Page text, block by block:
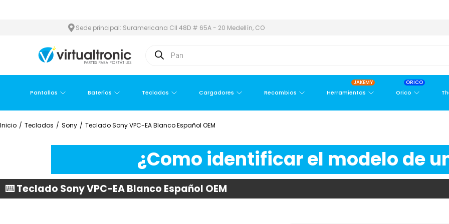
Sede principal: Suramericana Cll 48D # 65A - 20 Medellín, CO
Pantallas Baterías Teclados Cargadores Recambios Herramientas
JAKEMY
Orico
ORICO
Inicio / Teclados / Sony / Teclado Sony VPC-EA Blanco Español OEM
¿Como identificar el modelo de
⌨️ Teclado Sony VPC-EA Blanco Español OEM